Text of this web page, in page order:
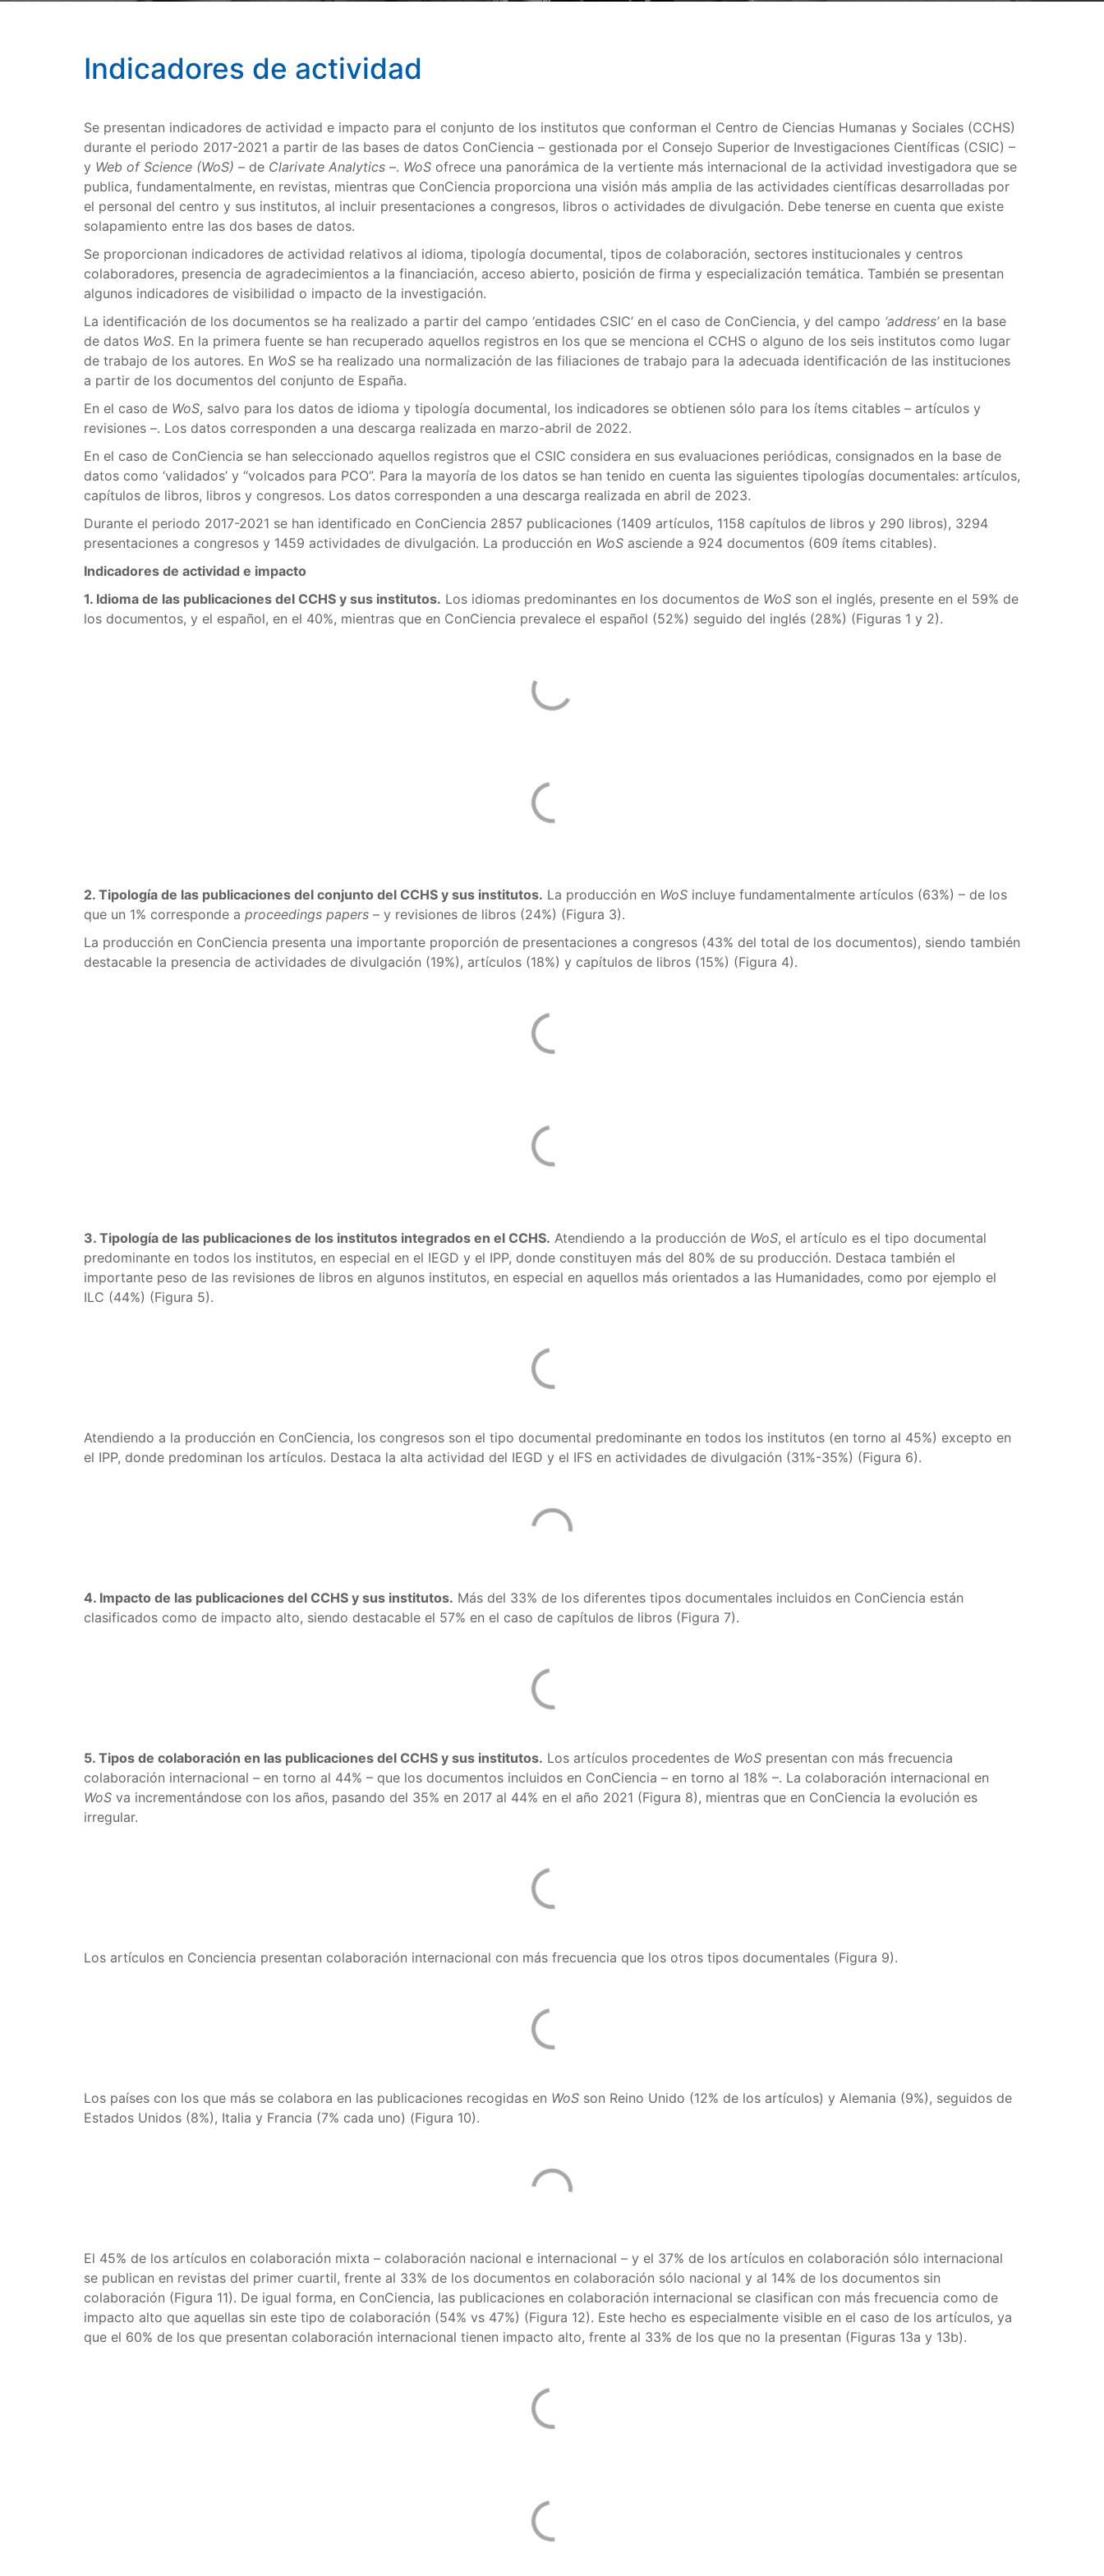
Indicadores de actividad
Se presentan indicadores de actividad e impacto para el conjunto de los institutos que conforman el Centro de Ciencias Humanas y Sociales (CCHS)
durante el periodo 2017-2021 a partir de las bases de datos ConCiencia – gestionada por el Consejo Superior de Investigaciones Científicas (CSIC) –
y Web of Science (WoS) – de Clarivate Analytics –. WoS ofrece una panorámica de la vertiente más internacional de la actividad investigadora que se
publica, fundamentalmente, en revistas, mientras que ConCiencia proporciona una visión más amplia de las actividades científicas desarrolladas por
el personal del centro y sus institutos, al incluir presentaciones a congresos, libros o actividades de divulgación. Debe tenerse en cuenta que existe
solapamiento entre las dos bases de datos.
Se proporcionan indicadores de actividad relativos al idioma, tipología documental, tipos de colaboración, sectores institucionales y centros
colaboradores, presencia de agradecimientos a la financiación, acceso abierto, posición de firma y especialización temática. También se presentan
algunos indicadores de visibilidad o impacto de la investigación.
La identificación de los documentos se ha realizado a partir del campo ‘entidades CSIC’ en el caso de ConCiencia, y del campo ‘address’en la base
de datos WoS. En la primera fuente se han recuperado aquellos registros en los que se menciona el CCHS o alguno de los seis institutos como lugar
de trabajo de los autores. En WoS se ha realizado una normalización de las filiaciones de trabajo para la adecuada identificación de las instituciones
a partir de los documentos del conjunto de España.
En el caso de WoS, salvo para los datos de idioma y tipología documental, los indicadores se obtienen sólo para los ítems citables – artículos y
revisiones –. Los datos corresponden a una descarga realizada en marzo-abril de 2022.
En el caso de ConCiencia se han seleccionado aquellos registros que el CSIC considera en sus evaluaciones periódicas, consignados en la base de
datos como ‘validados’ y “volcados para PCO”. Para la mayoría de los datos se han tenido en cuenta las siguientes tipologías documentales: artículos,
capítulos de libros, libros y congresos. Los datos corresponden a una descarga realizada en abril de 2023.
Durante el periodo 2017-2021 se han identificado en ConCiencia 2857 publicaciones (1409 artículos, 1158 capítulos de libros y 290 libros), 3294
presentaciones a congresos y 1459 actividades de divulgación. La producción en WoS asciende a 924 documentos (609 ítems citables).
Indicadores de actividad e impacto
1. Idioma de las publicaciones del CCHS y sus institutos. Los idiomas predominantes en los documentos de WoS son el inglés, presente en el 59% de
los documentos, y el español, en el 40%, mientras que en ConCiencia prevalece el español (52%) seguido del inglés (28%) (Figuras 1 y 2).
2. Tipología de las publicaciones del conjunto del CCHS y sus institutos. La producción en WoS incluye fundamentalmente artículos (63%) – de los
que un 1% corresponde a proceedings papers – y revisiones de libros (24%) (Figura 3).
La producción en ConCiencia presenta una importante proporción de presentaciones a congresos (43% del total de los documentos), siendo también
destacable la presencia de actividades de divulgación (19%), artículos (18%) y capítulos de libros (15%) (Figura 4).
3. Tipología de las publicaciones de los institutos integrados en el CCHS. Atendiendo a la producción de WoS, el artículo es el tipo documental
predominante en todos los institutos, en especial en el IEGD y el IPP, donde constituyen más del 80% de su producción. Destaca también el
importante peso de las revisiones de libros en algunos institutos, en especial en aquellos más orientados a las Humanidades, como por ejemplo el
ILC (44%) (Figura 5).
Atendiendo a la producción en ConCiencia, los congresos son el tipo documental predominante en todos los institutos (en torno al 45%) excepto en
el IPP, donde predominan los artículos. Destaca la alta actividad del IEGD y el IFS en actividades de divulgación (31%-35%) (Figura 6).
4. Impacto de las publicaciones del CCHS y sus institutos. Más del 33% de los diferentes tipos documentales incluidos en ConCiencia están
clasificados como de impacto alto, siendo destacable el 57% en el caso de capítulos de libros (Figura 7).
5. Tipos de colaboración en las publicaciones del CCHS y sus institutos. Los artículos procedentes de WoS presentan con más frecuencia
colaboración internacional – en torno al 44% – que los documentos incluidos en ConCiencia – en torno al 18% –. La colaboración internacional en
WoS va incrementándose con los años, pasando del 35% en 2017 al 44% en el año 2021 (Figura 8), mientras que en ConCiencia la evolución es
irregular.
Los artículos en Conciencia presentan colaboración internacional con más frecuencia que los otros tipos documentales (Figura 9).
Los países con los que más se colabora en las publicaciones recogidas en WoS son Reino Unido (12% de los artículos) y Alemania (9%), seguidos de
Estados Unidos (8%), Italia y Francia (7% cada uno) (Figura 10).
El 45% de los artículos en colaboración mixta – colaboración nacional e internacional – y el 37% de los artículos en colaboración sólo internacional
se publican en revistas del primer cuartil, frente al 33% de los documentos en colaboración sólo nacional y al 14% de los documentos sin
colaboración (Figura 11). De igual forma, en ConCiencia, las publicaciones en colaboración internacional se clasifican con más frecuencia como de
impacto alto que aquellas sin este tipo de colaboración (54% vs 47%) (Figura 12). Este hecho es especialmente visible en el caso de los artículos, ya
que el 60% de los que presentan colaboración internacional tienen impacto alto, frente al 33% de los que no la presentan (Figuras 13a y 13b).